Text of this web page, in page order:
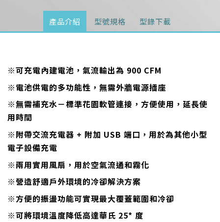
產品介紹 型號規格 型錄下載
※可充電內建電池，氣流輸出為 900 CFM
※電池供電的多功能性，無需外牆電源插座
※無需補充水－標準花園軟管連接，方便使用，延長使
用時間
※附帶交流充電器 + 附加 USB 端口，用於為其他小型
電子設備充電
※兩用實用風扇，用於空氣流通和霧化
※營造舒適戶外環境的冷卻解決方案
※方便的振盪功能可實現最大覆蓋範圍和冷卻
※可將環境溫度降低高達華氏 25* 度